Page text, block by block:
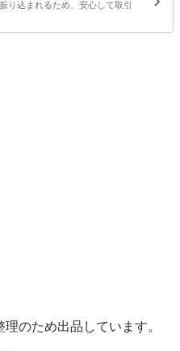
り込まれるため、安心して取引
のため出品しています。